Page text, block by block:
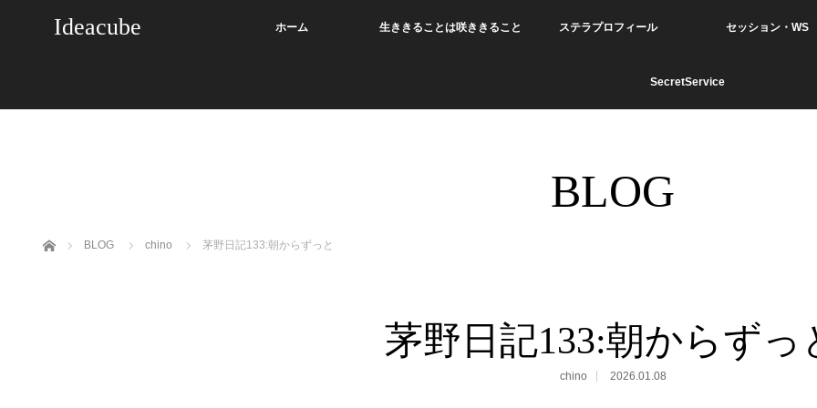
Ideacube ホーム 生ききることは咲ききること ステラプロフィール セッション・WS
SecretService
BLOG
ホーム BLOG chino 茅野日記133:朝からずっと
茅野日記133:朝からずっ
chino 2026.01.08